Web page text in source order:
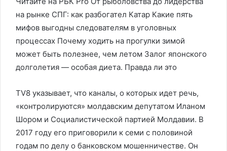
на рынке СПГ: как разбогател Катар Какие пять
мифов выгодны следователям в уголовных
процессах Почему ходить на прогулки зимой
может быть полезнее, чем летом Залог японского
долголетия — особая диета. Правда ли это
TV8 указывает, что каналы, о которых идет речь,
«контролируются» молдавским депутатом Иланом
Шором и Социалистической партией Молдавии. В
2017 году его приговорили к семи с половиной
годам по делу о банковском мошенничестве. Он